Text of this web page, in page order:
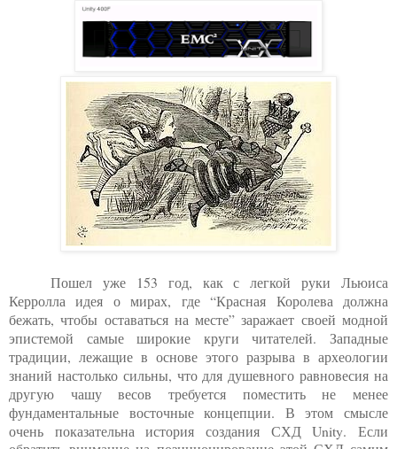
Пошел уже 153 год, как с легкой руки Льюиса
Керролла идея о мирах, где “Красная Королева должна
бежать, чтобы оставаться на месте” заражает своей модной
эпистемой самые широкие круги читателей. Западные
традиции, лежащие в основе этого разрыва в археологии
знаний настолько сильны, что для душевного равновесия на
другую чашу весов требуется поместить не менее
фундаментальные восточные концепции. В этом смысле
очень показательна история создания СХДUnity. Если